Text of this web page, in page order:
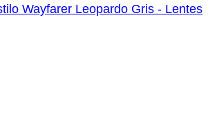
Wayfarer Leopardo Gris - Lentes